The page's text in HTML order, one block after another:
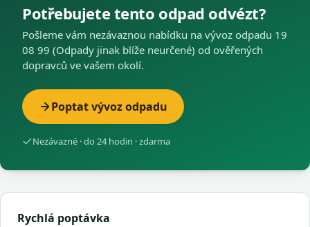
Potřebujete tento odpad odvézt?
Pošleme vám nezávaznou nabídku na vývoz odpadu 19
08 99 (Odpady jinak blíže neurčené) od ověřených
dopravců ve vašem okolí.
Poptat vývoz odpadu
Nezávazné · do 24 hodin · zdarma
Rychlá poptávka